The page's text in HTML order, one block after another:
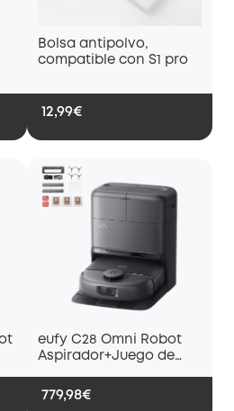
Bolsa antipolvo,
compatible con S1 pro
12,99€
eufy C28 Omni Robot
Aspirador+Juego de
779,98€